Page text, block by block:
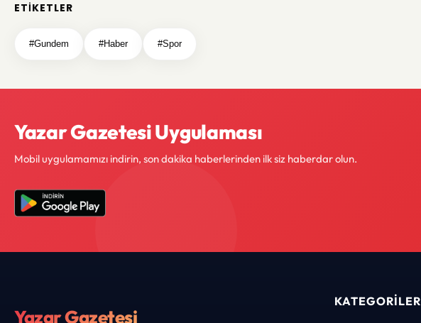
ETIKETLER
#Gundem #Haber #Spor
Yazar Gazetesi Uygulaması
Mobil uygulamamızı indirin, son dakika haberlerinden ilk siz haberdar olun.
Yazar Gazetesi
KATEGORILER